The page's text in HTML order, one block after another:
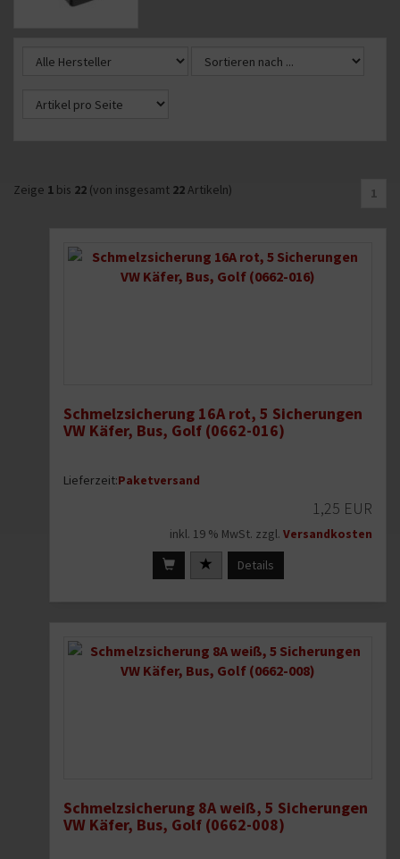
Zeige 1 bis 22 (von insgesamt 22Artikeln) 1
Schmelzsicherung 16A rot, 5 Sicherungen
VW Käfer, Bus, Golf (0662-016)
Lieferzeit:Paketversand
1,25 EUR
inkl. 19 % MwSt. zzgl. Versandkosten
Details
Schmelzsicherung 8A weiß, 5 Sicherungen
VW Käfer, Bus, Golf (0662-008)